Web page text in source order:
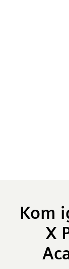
Kom
X